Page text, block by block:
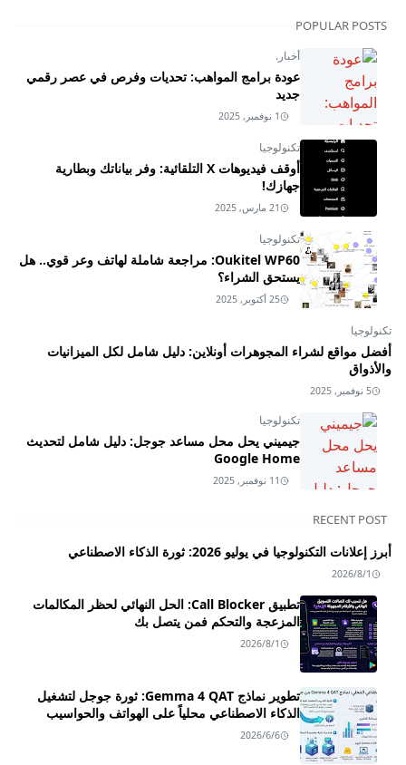
POPULAR POSTS
أخبار.
عودة برامج المواهب: تحديات وفرص في عصر رقمي
جديد
1 نوفمبر, 2025
تكنولوجيا
أوقف فيديوهات X التلقائية: وفر بياناتك وبطارية
جهازك!
21 مارس, 2025
تكنولوجيا
Oukitel WP60: مراجعة شاملة لهاتف وعر قوي.. هل
يستحق الشراء؟
25 أكتوبر, 2025
تكنولوجيا
أفضل مواقع لشراء المجوهرات أونلاين: دليل شامل لكل الميزانيات
والأذواق
5 نوفمبر, 2025
تكنولوجيا
جيميني يحل محل مساعد جوجل: دليل شامل لتحديث
Google Home
11 نوفمبر, 2025
RECENT POST
أبرز إعلانات التكنولوجيا في يوليو 2026: ثورة الذكاء الاصطناعي
2026/8/1
تطبيق Call Blocker: الحل النهائي لحظر المكالمات
المزعجة والتحكم فمن يتصل بك
2026/8/1
تطوير نماذج Gemma 4 QAT: ثورة جوجل لتشغيل
الذكاء الاصطناعي محلياً على الهواتف والحواسيب
2026/6/6